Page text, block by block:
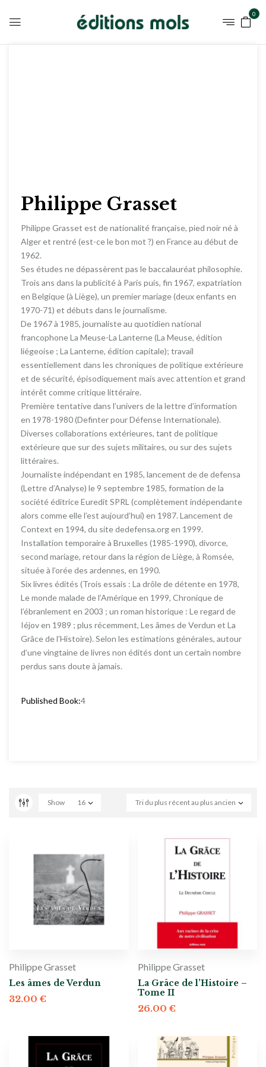
0
Philippe Grasset
Philippe Grasset est de nationalité française, pied noir né à
Alger et rentré (est-ce le bon mot ?) en France au début de
1962.
Ses études ne dépassèrent pas le baccalauréat philosophie.
Trois ans dans la publicité à Paris puis, fin 1967, expatriation
en Belgique (à Liège), un premier mariage (deux enfants en
1970-71) et débuts dans le journalisme.
De 1967 à 1985, journaliste au quotidien national
francophone La Meuse-La Lanterne (La Meuse, édition
liégeoise ; La Lanterne, édition capitale); travail
essentiellement dans les chroniques de politique extérieure
et de sécurité, épisodiquement mais avec attention et grand
intérêt comme critique littéraire.
Première tentative dans l’univers de la lettre d’information
en 1978-1980 (Definter pour Défense Internationale).
Diverses collaborations extérieures, tant de politique
extérieure que sur des sujets militaires, ou sur des sujets
littéraires.
Journaliste indépendant en 1985, lancement de de defensa
(Lettre d’Analyse) le 9 septembre 1985, formation de la
société éditrice Euredit SPRL (complètement indépendante
alors comme elle l’est aujourd’hui) en 1987. Lancement de
Context en 1994, du site dedefensa.org en 1999.
Installation temporaire à Bruxelles (1985-1990), divorce,
second mariage, retour dans la région de Liège, à Romsée,
située à l’orée des ardennes, en 1990.
Six livres édités (Trois essais : La drôle de détente en 1978,
Le monde malade de l’Amérique en 1999, Chronique de
l’ébranlement en 2003 ; un roman historique : Le regard de
Iéjov en 1989 ; plus récemment, Les âmes de Verdun et La
Grâce de l’Histoire). Selon les estimations générales, autour
d’une vingtaine de livres non édités dont un certain nombre
perdus sans doute à jamais.
Published Book:4
Tri du plus récent au plus ancien
Show 16
Philippe Grasset
Les âmes de Verdun
32.00 €
Philippe Grasset
La Grâce de l’Histoire –
Tome II
26.00 €